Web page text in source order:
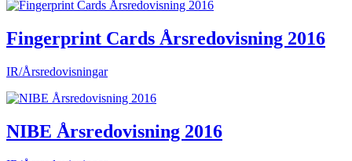
Fingerprint Cards Årsredovisning 2016
IR/Årsredovisningar
NIBE Årsredovisning 2016